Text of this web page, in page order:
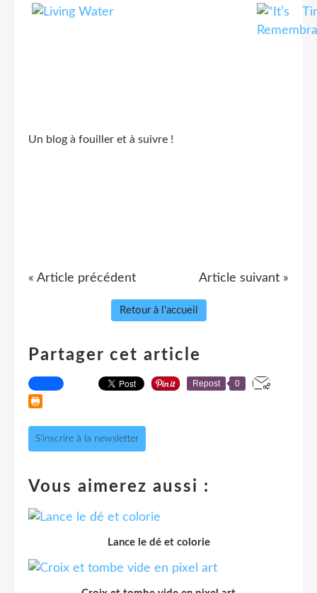
Un blog à fouiller et à suivre !
« Article précédent Article suivant »
Retour à l'accueil
Partager cet article
Repost 0
S'inscrire à la newsletter
Vous aimerez aussi :
Lance le dé et colorie